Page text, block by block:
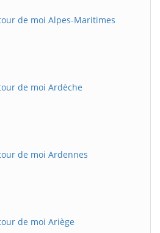
de moi Alpes-Maritimes
de moi Ardèche
de moi Ardennes
de moi Ariège